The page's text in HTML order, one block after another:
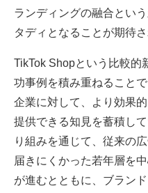
ランディングの融合とい
タディとなることが期待さ
TikTok Shopという比較的
功事例を積み重ねること
企業に対して、より効果
提供できる知見を蓄積し
り組みを通じて、従来の
届きにくかった若年層を
が進むとともに、ブラン